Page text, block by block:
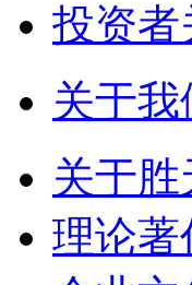
投资者
关于我
关于
理论著